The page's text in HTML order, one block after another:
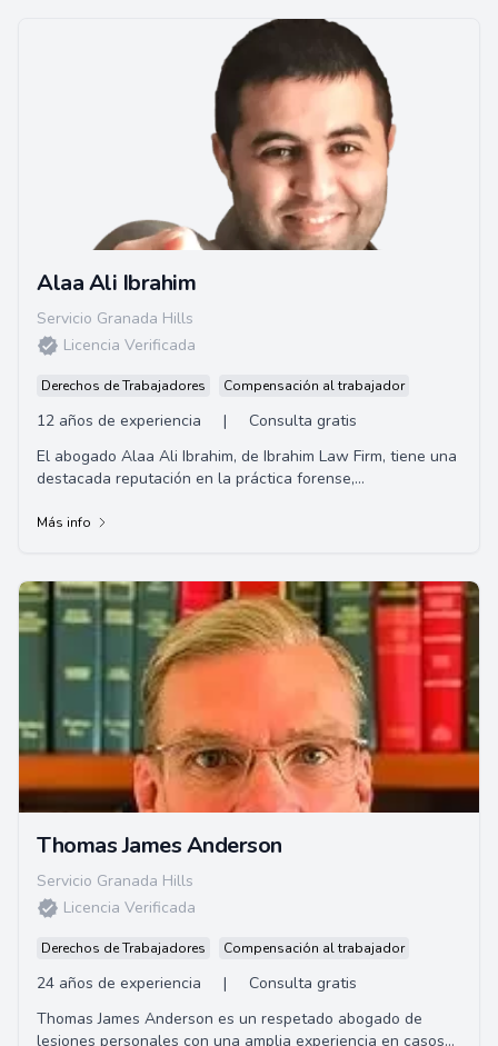
Alaa Ali Ibrahim
Servicio Granada Hills
Licencia Verificada
Derechos de Trabajadores Compensación al trabajador
12 años de experiencia |
Consulta gratis
El abogado Alaa Ali Ibrahim, de Ibrahim Law Firm, tiene una
destacada reputación en la práctica forense,
Más info
Thomas James Anderson
Servicio Granada Hills
Licencia Verificada
Derechos de Trabajadores Compensación al trabajador
24 años de experiencia |
Consulta gratis
Thomas James Anderson es un respetado abogado de
lesiones personales con una amplia experiencia en casos